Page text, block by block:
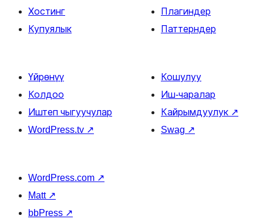
Хостинг
Купуялык
Плагиндер
Паттерндер
Үйрөнүү
Колдоо
Иштеп чыгуучулар
WordPress.tv ↗
Кошулуу
Иш-чаралар
Кайрымдуулук ↗
Swag ↗
WordPress.com ↗
Matt ↗
bbPress ↗